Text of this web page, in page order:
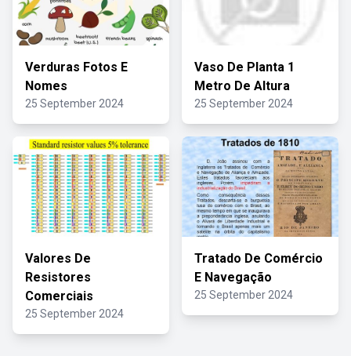
Verduras Fotos E
Nomes
25 September 2024
Vaso De Planta 1
Metro De Altura
25 September 2024
Valores De
Resistores
Comerciais
25 September 2024
Tratado De Comércio
E Navegação
25 September 2024